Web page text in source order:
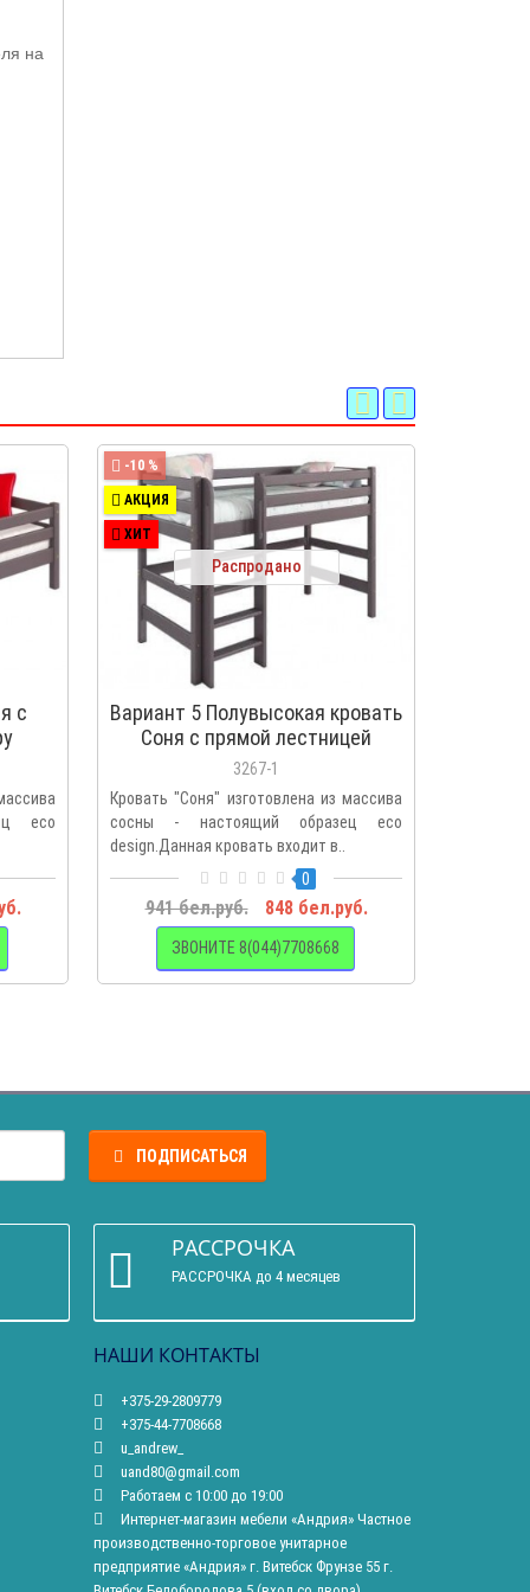
на
с
eco
-10 %
АКЦИЯ
ХИТ
Распродано
Вариант 5 Полувысокая кровать
Соня с прямой лестницей
3267-1
Кровать "Соня" изготовлена из массива
сосны - настоящий образец eco
design.Данная кровать входит в..
0
941 бел.руб. 848 бел.руб.
ЗВОНИТЕ 8(044)7708668
ПОДПИСАТЬСЯ
РАССРОЧКА
РАССРОЧКА до 4 месяцев
НАШИ КОНТАКТЫ
+375-29-2809779
+375-44-7708668
u_andrew_
uand80@gmail.com
Работаем с 10:00 до 19:00
Интернет-магазин мебели «Андрия» Частное
производственно-торговое унитарное
предприятие «Андрия» г. Витебск Фрунзе 55 г.